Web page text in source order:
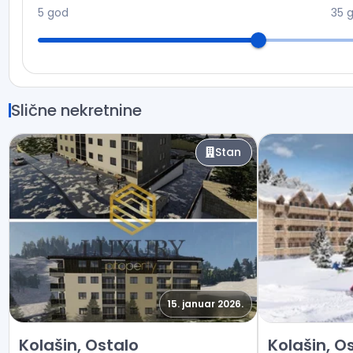
5god 35
Slične nekretnine
Stan
15. januar 2026.
Prodaja - Stan Kolašin, Ostalo
Kolašin, Ostalo Prodaja -
Kolašin,